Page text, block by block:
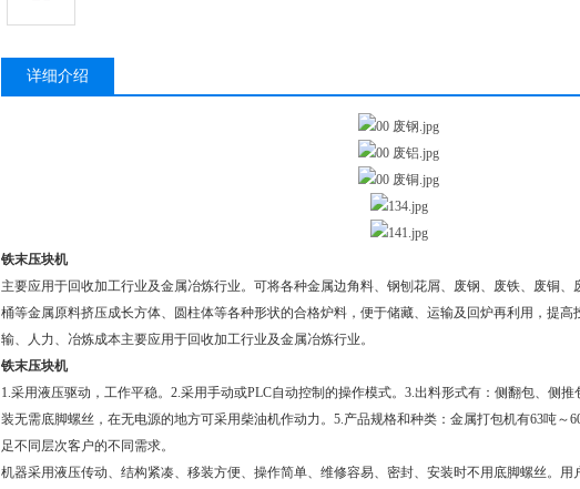
详细介绍
铁末压块机
主要应用于回收加工行业及金属冶炼行业。可将各种金属边角料、钢刨花屑、废钢、废铁、废铜
桶等金属原料挤压成长方体、圆柱体等各种形状的合格炉料，便于储藏、运输及回炉再利用，提高
输、人力、冶炼成本主要应用于回收加工行业及金属冶炼行业。
铁末压块机
1.采用液压驱动，工作平稳。2.采用手动或PLC自动控制的操作模式。3.出料形式有：侧翻包、侧
装无需底脚螺丝，在无电源的地方可采用柴油机作动力。5.产品规格和种类：金属打包机有63吨～
足不同层次客户的不同需求。
机器采用液压传动、结构紧凑、移装方便、操作简单、维修容易、密封、安装时不用底脚螺丝。用